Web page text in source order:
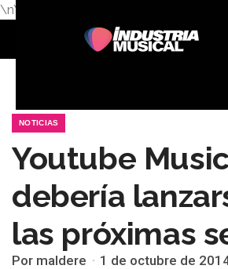
\n\n
NOTICIAS
Youtube
debería
las próximas
Por maldere 1 de octubre de